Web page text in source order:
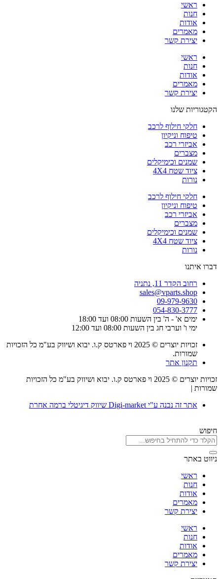
ראשי
חנות
אודות
מאמרים
יצירת קשר
ראשי
חנות
אודות
מאמרים
יצירת קשר
הקטגוריות שלנו
חלקי חילוף לרכב
טיפוח וניקיון
אביזרי רכב
מצברים
שמנים וכימיקלים
ציוד שטח 4X4
נורות
חלקי חילוף לרכב
טיפוח וניקיון
אביזרי רכב
מצברים
שמנים וכימיקלים
ציוד שטח 4X4
נורות
דברו איתנו
רחוב הקדר 11, נתניה
sales@vparts.shop
09-979-9630
054-830-3777
ימים א' - ה' בין השעות 08:00 ועד 18:00
ימי ו' וערבי חג בין השעות 08:00 ועד 12:00
זכויות יוצרים © 2025 וי פארטס ק.ו. יבוא ושיווק בע"מ כל הזכויות
שמורות.
תקנון אתר
זכויות יוצרים © 2025 וי פארטס ק.ו. יבוא ושיווק בע"מ כל הזכויות
שמורות |
אתר זה נבנה ע"י Digi-market שיווק דיגיטלי ברמה אחרת
חיפוש
ניווט באתר
ראשי
חנות
אודות
מאמרים
יצירת קשר
ראשי
חנות
אודות
מאמרים
יצירת קשר